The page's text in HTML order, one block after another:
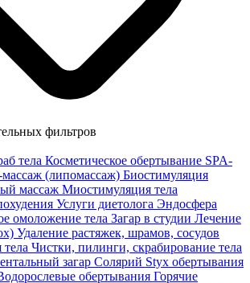
фильтров
тела Косметическое обертывание SPA-
(липомассаж) Биостимуляция
массаж Миостимуляция тела
Услуги диетолога Эндосфера
омоложение тела Загар в студии Лечение
Удаление растяжек, шрамов, сосудов
Чистки, пилинги, скрабирование тела
загар Солярий Styx обертывания
обертывания Горячие